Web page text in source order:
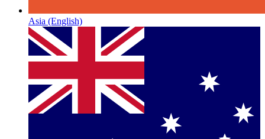
Asia (English)